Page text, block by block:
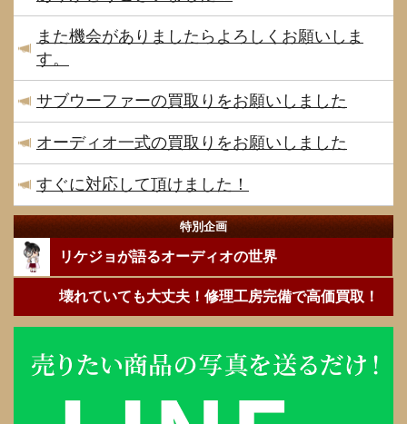
また機会がありましたらよろしくお願いしま
す。
サブウーファーの買取りをお願いしました
オーディオ一式の買取りをお願いしました
すぐに対応して頂けました！
特別企画
リケジョが語るオーディオの世界
壊れていても大丈夫！修理工房完備で高価買取！